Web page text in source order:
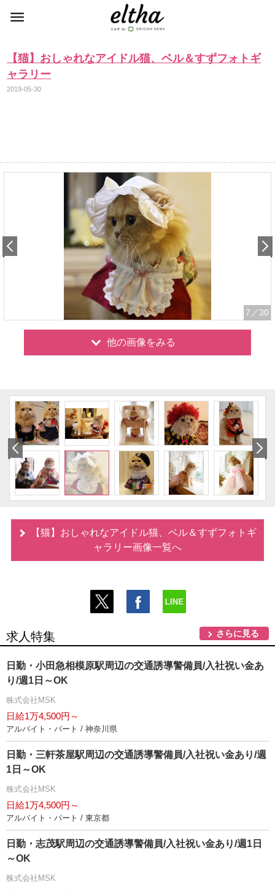
【猫】おしゃれなアイドル猫、ベル＆すずフォトギ
ャラリー
2019-05-30
7 ／30
他の画像をみる
【猫】おしゃれなアイドル猫、ベル＆すずフォトギ
ャラリー画像一覧へ
求人特集 さらに見る
日勤・小田急相模原駅周辺の交通誘導警備員/入社祝い金あ
り/週1日～OK
株式会社MSK
日給1万4,500円～
アルバイト・パート / 神奈川県
日勤・三軒茶屋駅周辺の交通誘導警備員/入社祝い金あり/週
1日～OK
株式会社MSK
日給1万4,500円～
アルバイト・パート / 東京都
日勤・志茂駅周辺の交通誘導警備員/入社祝い金あり/週1日
～OK
株式会社MSK